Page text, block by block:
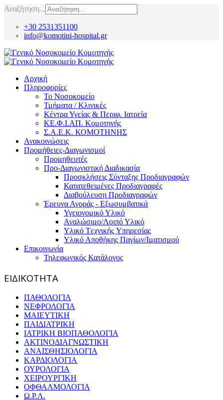
Αναζήτηση...
+30 2531351100
info@komotini-hospital.gr
Αρχική
Πληροφορίες
Το Νοσοκομείο
Τμήματα / Κλινικές
Κέντρα Υγείας & Περιφ. Ιατρεία
ΚΕ.Φ.Ι.ΑΠ. Κομοτηνής
Σ.Α.Ε.Κ. ΚΟΜΟΤΗΝΗΣ
Ανακοινώσεις
Προμήθειες-Διαγωνισμοί
Προμηθευτές
Προ-Διαγωνιστική Διαδικασία
Προσκλήσεις Σύνταξης Προδιαγραφών
Κατατεθειμένες Προδιαγραφές
Διαβούλευση Προδιαγραφών
Έρευνα Αγοράς - Εξωσυμβατικά
Υγειονομικό Υλικό
Αναλώσιμο/Λοιπό Υλικό
Υλικό Tεχνικής Yπηρεσίας
Υλικό Αποθήκης Παγίων/Ιματισμού
Επικοινωνία
Τηλεφωνικός Κατάλογος
ΕΙΔΙΚΟΤΗΤΑ
ΠΑΘΟΛΟΓΙΑ
ΝΕΦΡΟΛΟΓΙΑ
ΜΑΙΕΥΤΙΚΗ
ΠΑΙΔΙΑΤΡΙΚΗ
ΙΑΤΡΙΚΗ ΒΙΟΠΑΘΟΛΟΓΙΑ
ΑΚΤΙΝΟΔΙΑΓΝΩΣΤΙΚΗ
ΑΝΑΙΣΘΗΣΙΟΛΟΓΙΑ
ΚΑΡΔΙΟΛΟΓΙΑ
ΟΥΡΟΛΟΓΙΑ
ΧΕΙΡΟΥΡΓΙΚΗ
ΟΦΘΑΛΜΟΛΟΓΙΑ
Ω.Ρ.Λ.